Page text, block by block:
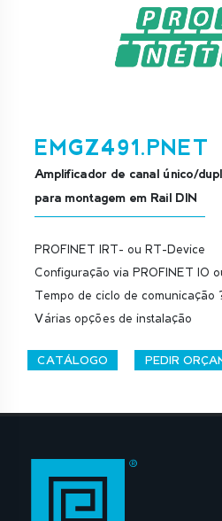
EMGZ491.PNET
Amplificador de canal único/
para montagem em Rail DIN
PROFINET IRT- ou RT-Device
Configuração via PROFINET IO
Tempo de ciclo de comunicação
Várias opções de instalação
CATÁLOGO PEDIR